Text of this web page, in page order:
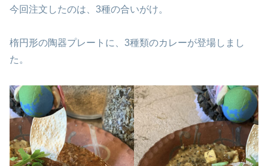
今回注文したのは、3種の合いがけ。
楕円形の陶器プレートに、3種類のカレーが登場しまし
た。